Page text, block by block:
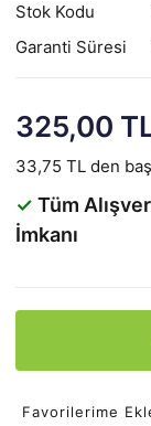
Stok Kodu
Garanti Süresi
325,00
33,75 TL den
✓ Tüm
İmkanı
Favorilerime